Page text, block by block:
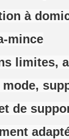
à
mince
limites,
de